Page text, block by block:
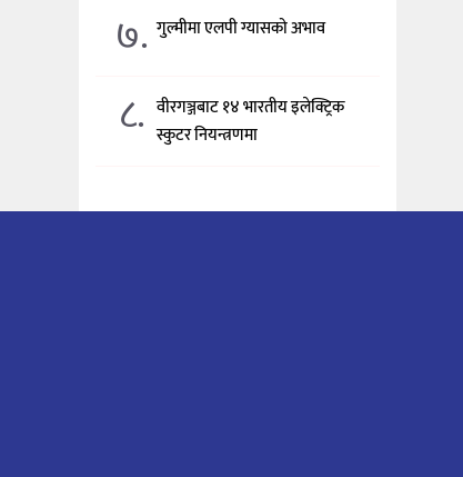
७. गुल्मीमा एलपी ग्यासको अभाव
८. वीरगञ्जबाट १४ भारतीय इलेक्ट्रिक
स्कुटर नियन्त्रणमा